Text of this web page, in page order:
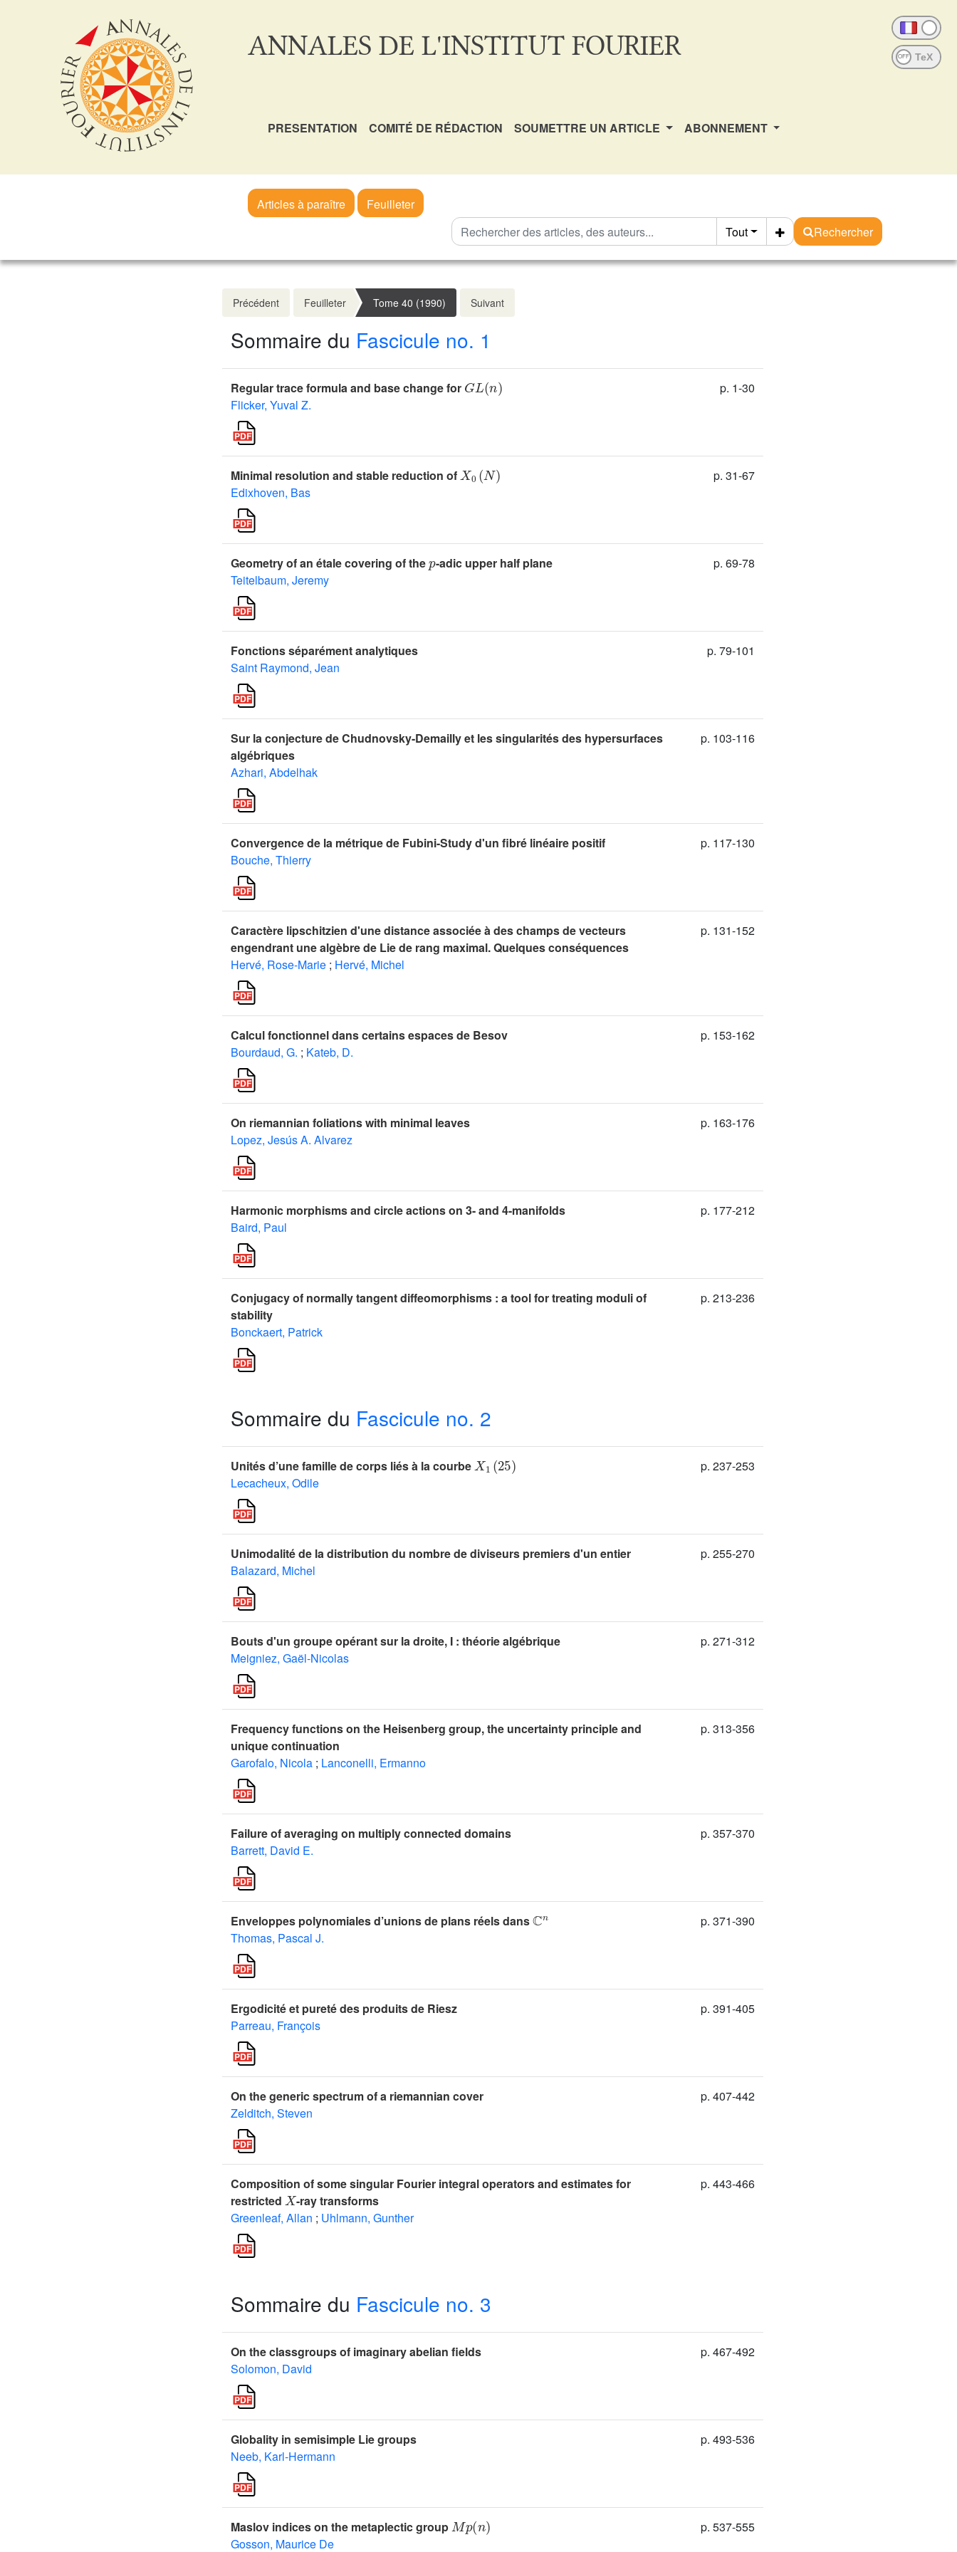
ANNALES DE L'INSTITUT FOURIER OFF
PRESENTATION COMITÉ DE RÉDACTION SOUMETTRE UN ARTICLE ABONNEMENT
Articles à paraître
Feuilleter
Tout
Rechercher
Précédent Feuilleter Tome 40 (1990) Suivant
Sommaire du Fascicule no. 1
Regular trace formula and base change for
n )
Flicker, Yuval Z.
p. 1-30
Minimal resolution and stable reduction of
N
Edixhoven, Bas
p. 31-67
Geometry of an étale covering of the -adic upper half plane
Teitelbaum, Jeremy
p. 69-78
Fonctions séparément analytiques
Saint Raymond, Jean
p. 79-101
Sur la conjecture de Chudnovsky-Demailly et les singularités des hypersurfaces
algébriques
Azhari, Abdelhak
p. 103-116
Convergence de la métrique de Fubini-Study d'un fibré linéaire positif
Bouche, Thierry
p. 117-130
Caractère lipschitzien d'une distance associée à des champs de vecteurs
engendrant une algèbre de Lie de rang maximal. Quelques conséquences
Hervé, Rose-Marie ; Hervé, Michel
p. 131-152
Calcul fonctionnel dans certains espaces de Besov
Bourdaud, G. ; Kateb, D.
p. 153-162
On riemannian foliations with minimal leaves
Lopez, Jesús A. Alvarez
p. 163-176
Harmonic morphisms and circle actions on 3- and 4-manifolds
Baird, Paul
p. 177-212
Conjugacy of normally tangent diffeomorphisms : a tool for treating moduli of
stability
Bonckaert, Patrick
p. 213-236
Sommaire du Fascicule no. 2
Unités d’une famille de corps liés à la courbe
25)
Lecacheux, Odile
p. 237-253
Unimodalité de la distribution du nombre de diviseurs premiers d'un entier
Balazard, Michel
p. 255-270
Bouts d'un groupe opérant sur la droite, I : théorie algébrique
Meigniez, Gaël-Nicolas
p. 271-312
Frequency functions on the Heisenberg group, the uncertainty principle and
unique continuation
Garofalo, Nicola ; Lanconelli, Ermanno
p. 313-356
Failure of averaging on multiply connected domains
Barrett, David E.
p. 357-370
Enveloppes polynomiales d’unions de plans réels dans
Thomas, Pascal J.
p. 371-390
Ergodicité et pureté des produits de Riesz
Parreau, François
p. 391-405
On the generic spectrum of a riemannian cover
Zelditch, Steven
p. 407-442
Composition of some singular Fourier integral operators and estimates for
restricted
X
-ray transforms
Greenleaf, Allan ; Uhlmann, Gunther
p. 443-466
Sommaire du Fascicule no. 3
On the classgroups of imaginary abelian fields
Solomon, David
p. 467-492
Globality in semisimple Lie groups
Neeb, Karl-Hermann
p. 493-536
Maslov indices on the metaplectic group
n )
Gosson, Maurice De
p. 537-555